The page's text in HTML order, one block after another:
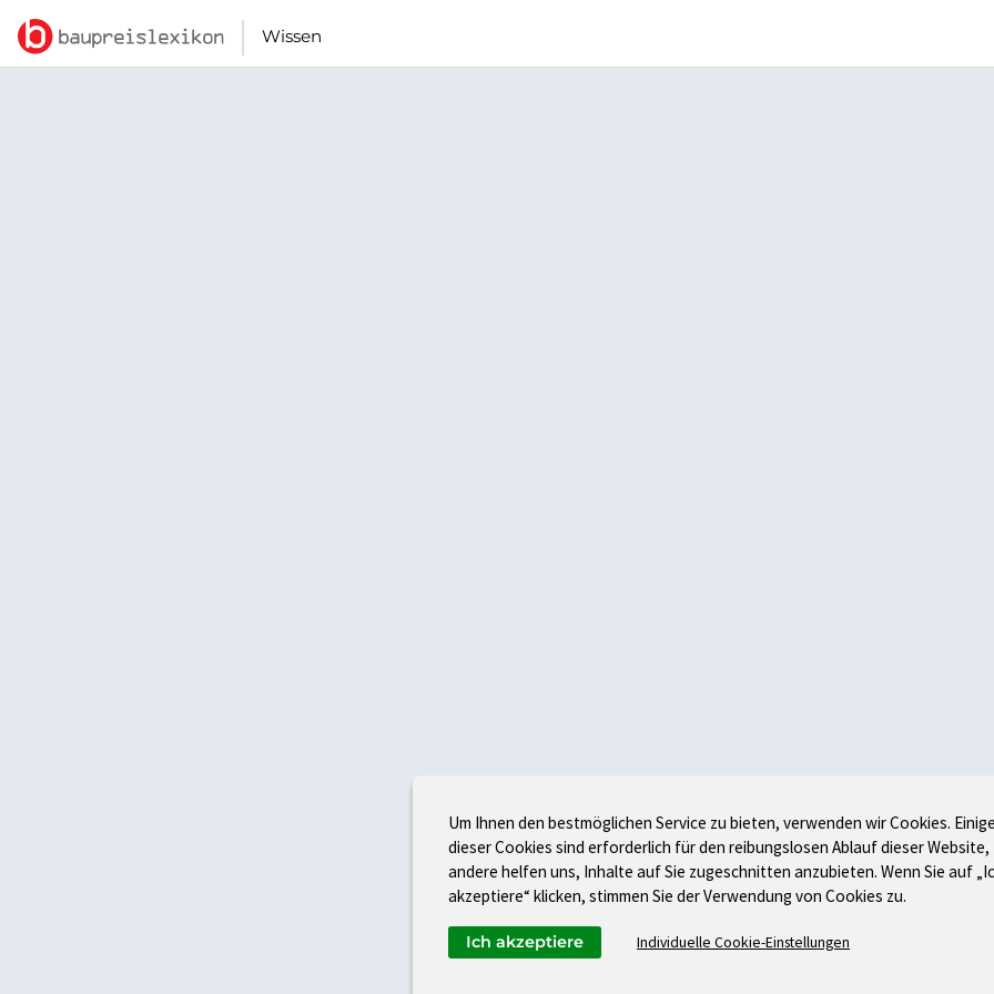
Wissen
Um Ihnen den bestmöglichen Service zu bieten, verwenden wir Cookies.
dieser Cookies sind erforderlich für den reibungslosen Ablauf dieser Website,
andere helfen uns, Inhalte auf Sie zugeschnitten anzubieten. Wenn Sie auf
akzeptiere“ klicken, stimmen Sie der Verwendung von Cookies zu.
Individuelle Cookie-Einstellungen
Ich akzeptiere